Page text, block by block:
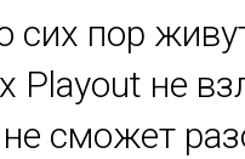
сих пор
Playout не
сможет